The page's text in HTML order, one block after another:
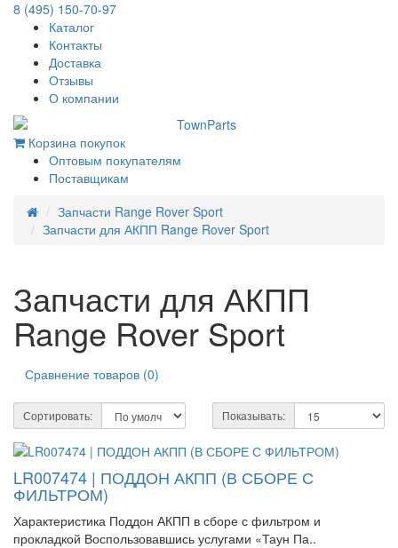
8 (495) 150-70-97
Каталог
Контакты
Доставка
Отзывы
О компании
Корзина покупок
Оптовым покупателям
Поставщикам
Запчасти Range Rover Sport
Запчасти для АКПП Range Rover Sport
Запчасти для АКПП
Range Rover Sport
Сравнение товаров (0)
Сортировать: Показывать:
LR007474 | ПОДДОН АКПП (В СБОРЕ С
ФИЛЬТРОМ)
Характеристика Поддон АКПП в сборе с фильтром и
прокладкой Воспользовавшись услугами «Таун Па..